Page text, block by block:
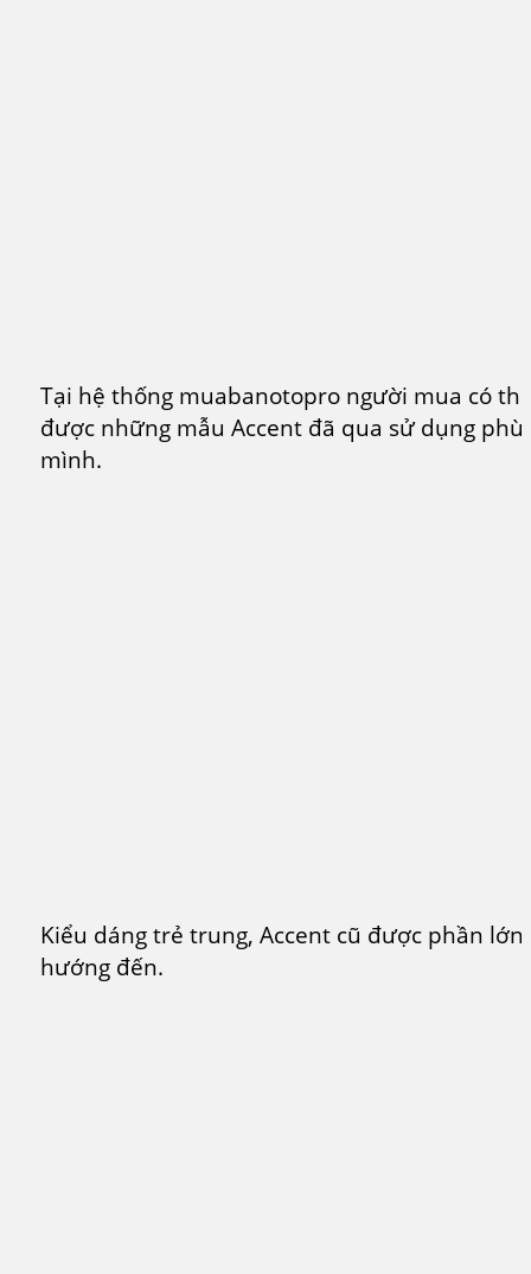
Tại hệ thống muabanotopro người mua có
được những mẫu Accent đã qua sử dụng
mình.
Kiểu dáng trẻ trung, Accent cũ được phần
hướng đến.